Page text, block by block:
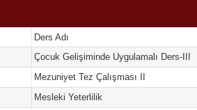
Ders Adı
Çocuk Gelişiminde Uygulamalı Ders-III
Mezuniyet Tez Çalışması II
Mesleki Yeterlilik